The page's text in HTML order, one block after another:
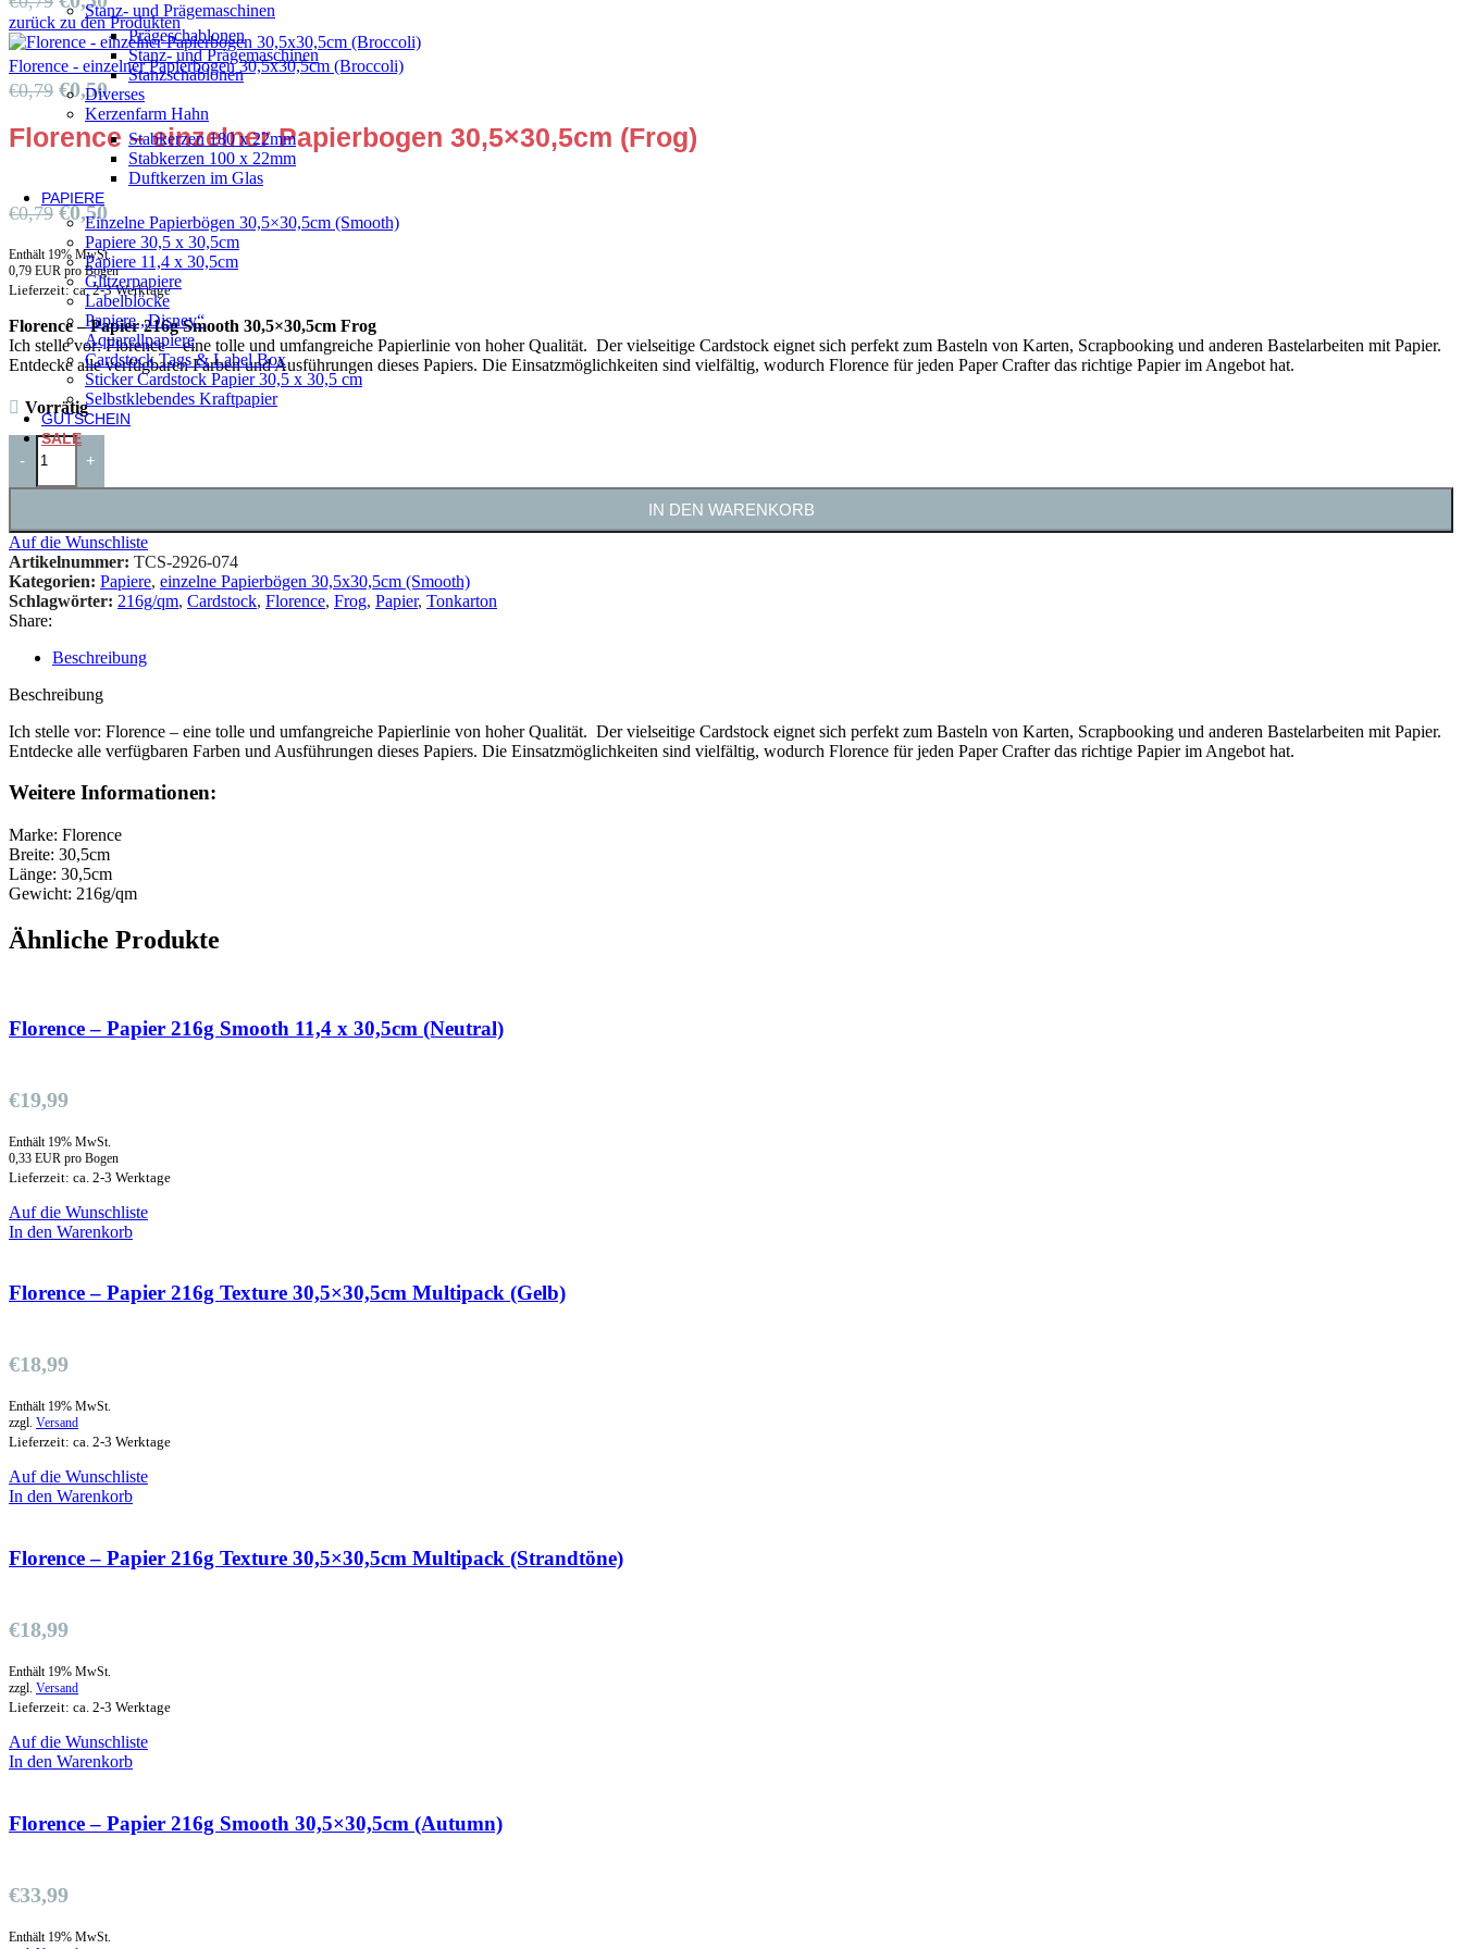
Stanz- und Prägemaschinen
Prägeschablonen
Stanz- und Prägemaschinen
Stanzschablonen
Diverses
Kerzenfarm Hahn
Stabkerzen 180 x 22mm
Stabkerzen 100 x 22mm
Duftkerzen im Glas
PAPIERE
Einzelne Papierbögen 30,5×30,5cm (Smooth)
Papiere 30,5 x 30,5cm
Papiere 11,4 x 30,5cm
Glitzerpapiere
Labelblöcke
Papiere „Disney“
Aquarellpapiere
Cardstock Tags & Label Box
Sticker Cardstock Papier 30,5 x 30,5 cm
Selbstklebendes Kraftpapier
GUTSCHEIN
SALE
zurück zu den Produkten
Florence - einzelner Papierbogen 30,5x30,5cm (Broccoli)
€0,79 €0,50
Florence – einzelner Papierbogen 30,5×30,5cm (Frog)
€0,79 €0,50
Enthält 19% MwSt.
0,79 EUR pro Bogen
Lieferzeit: ca. 2-3 Werktage
Florence – Papier 216g Smooth 30,5×30,5cm Frog
Ich stelle vor: Florence – eine tolle und umfangreiche Papierlinie von hoher Qualität. Der vielseitige Cardstock eignet sich perfekt zum Basteln von Karten, Scrapbooking und anderen Bastelarbeiten mit Papier.
Entdecke alle verfügbaren Farben und Ausführungen dieses Papiers. Die Einsatzmöglichkeiten sind vielfältig, wodurch Florence für jeden Paper Crafter das richtige Papier im Angebot hat.
Vorrätig
- +
IN DEN WARENKORB
Auf die Wunschliste
Artikelnummer: TCS-2926-074
Kategorien: Papiere, einzelne Papierbögen 30,5x30,5cm (Smooth)
Schlagwörter: 216g/qm, Cardstock, Florence, Frog, Papier, Tonkarton
Share:
Beschreibung
Beschreibung
Ich stelle vor: Florence – eine tolle und umfangreiche Papierlinie von hoher Qualität. Der vielseitige Cardstock eignet sich perfekt zum Basteln von Karten, Scrapbooking und anderen Bastelarbeiten mit Papier.
Entdecke alle verfügbaren Farben und Ausführungen dieses Papiers. Die Einsatzmöglichkeiten sind vielfältig, wodurch Florence für jeden Paper Crafter das richtige Papier im Angebot hat.
Weitere Informationen:
Marke: Florence
Breite: 30,5cm
Länge: 30,5cm
Gewicht: 216g/qm
Ähnliche Produkte
Florence – Papier 216g Smooth 11,4 x 30,5cm (Neutral)
€19,99
Enthält 19% MwSt.
0,33 EUR pro Bogen
Lieferzeit: ca. 2-3 Werktage
Auf die Wunschliste
In den Warenkorb
Florence – Papier 216g Texture 30,5×30,5cm Multipack (Gelb)
€18,99
Enthält 19% MwSt.
zzgl. Versand
Lieferzeit: ca. 2-3 Werktage
Auf die Wunschliste
In den Warenkorb
Florence – Papier 216g Texture 30,5×30,5cm Multipack (Strandtöne)
€18,99
Enthält 19% MwSt.
zzgl. Versand
Lieferzeit: ca. 2-3 Werktage
Auf die Wunschliste
In den Warenkorb
Florence – Papier 216g Smooth 30,5×30,5cm (Autumn)
€33,99
Enthält 19% MwSt.